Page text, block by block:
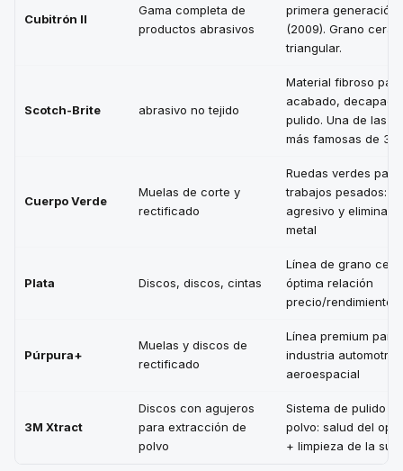
Cubitrón II
Gama completa de
productos abrasivos
primera generación
(2009). Grano
triangular.
Scotch-Brite abrasivo no tejido
Material fibroso para
acabado,
pulido. Una de las
más famosas de 3M.
Cuerpo Verde
Muelas de corte y
rectificado
Ruedas verdes para
trabajos pesados:
agresivo y
metal
Plata Discos, discos, cintas
Línea de grano
óptima relación
precio/rendimiento
Púrpura+
Muelas y discos de
rectificado
Línea premium para
industria automotriz
aeroespacial
3M Xtract
Discos con agujeros
para extracción de
polvo
Sistema de pulido
polvo: salud del
+ limpieza de la